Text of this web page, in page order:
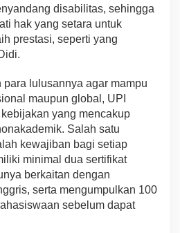
disabilitas, sehingga
hak yang setara untuk
prestasi, seperti yang
para lulusannya agar mampu
maupun global, UPI
yang mencakup
Sa lah satu
kewajiban bagi setiap
minimal dua sertifikat
berkaitan dengan
serta mengumpulkan 100
sebelum dapat